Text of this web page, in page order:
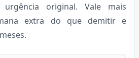
original. Vale mais
extra do que demitir e